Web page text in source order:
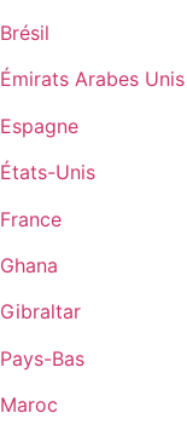
Brésil
Émirats Arabes Unis
Espagne
États-Unis
France
Ghana
Gibraltar
Pays-Bas
Maroc